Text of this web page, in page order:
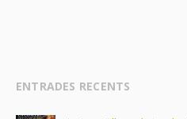
ENTRADES RECENTS